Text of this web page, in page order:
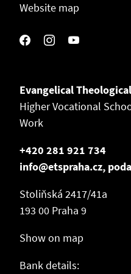
Website map
Evangelical
Higher Vocational
Work
+420 281 921 734
info@etspraha.cz,
Stoliňská 2417/41a
193 00 Praha 9
Show on map
Bank details: